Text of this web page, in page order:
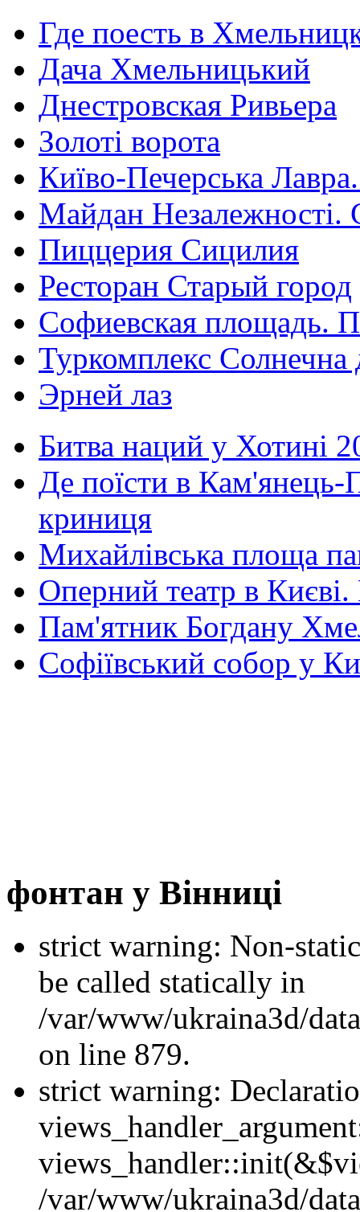
Где поесть в
Дача Хмельницький
Днестровская Ривьера
Золоті ворота
Київо-Печерська
Майдан Незалежності.
Пиццерия Сицилия
Ресторан Старый город
Софиевская площадь.
Туркомплекс Солнечна
Эрней лаз
Битва наций у Хотині
Де поїсти в Кам'янець-
криниця
Михайлівська площа
Оперний театр в
Пам'ятник Богдану
Софіївський собор у
фонтан у Вінниці
strict warning: Non-
be called statically in
/var/www/ukraina3d/
on line 879.
strict warning:
/var/www/ukraina3d/